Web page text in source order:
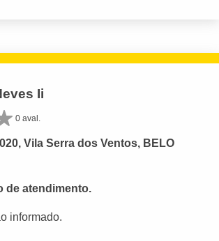
Ii
0 aval.
Vila Serra dos Ventos, BELO
de atendimento.
informado.